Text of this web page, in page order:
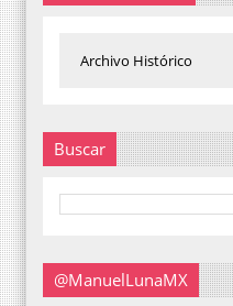
Buscar
@ManuelLunaMX